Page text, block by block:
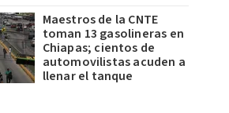
Maestros de la CNTE
toman 13 gasolineras en
Chiapas; cientos de
automovilistas acuden a
llenar el tanque